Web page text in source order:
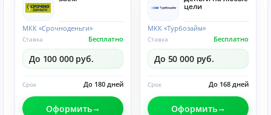
МКК «Срочноденьги»
Бесплатно
Ставка
До 100 000 руб.
До 180 дней
Срок
Оформить
цели
МКК «Турбозайм»
Бесплатно
Ставка
До 50 000 руб.
До 168 дней
Срок
Оформить